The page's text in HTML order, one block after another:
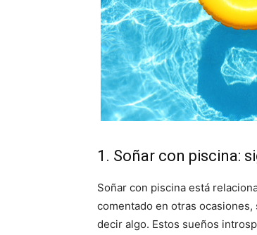
1. Soñar con piscina:
Soñar con piscina está
comentado en otras ocasiones,
decir algo. Estos sueños